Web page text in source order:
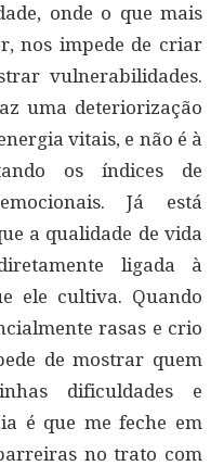
onde o que mais
nos impede de criar
vulnerabilidades.
uma deteriorização
vitais, e não é à
os índices de
Já está
a qualidade de vida
ligada à
ele cultiva. Quando
rasas e crio
de mostrar quem
dificuldades e
é que me feche em
no trato com